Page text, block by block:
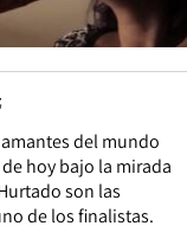
del mundo
hoy bajo la mirada
son las
de los finalistas.